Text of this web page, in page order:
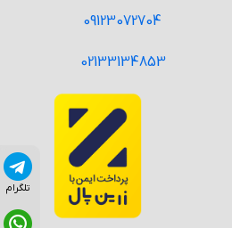
تلگرام
09123072704
02133134853